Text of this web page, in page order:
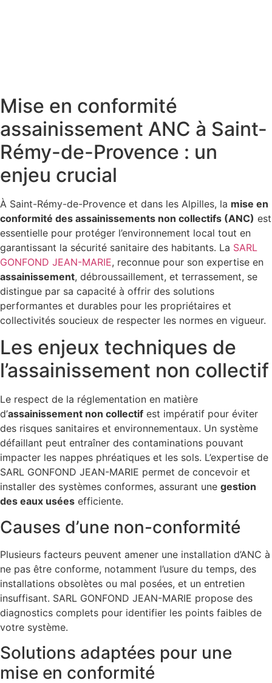
Mise en conformité
assainissement ANC à Saint-
Rémy-de-Provence : un
enjeu crucial
À Saint-Rémy-de-Provence et dans les Alpilles, la mise en
conformité des assainissements non collectifs (ANC) est
essentielle pour protéger l’environnement local tout en
garantissant la sécurité sanitaire des habitants. La SARL
GONFOND JEAN-MARIE, reconnue pour son expertise en
assainissement, débroussaillement, et terrassement, se
distingue par sa capacité à offrir des solutions
performantes et durables pour les propriétaires et
collectivités soucieux de respecter les normes en vigueur.
Les enjeux techniques de
l’assainissement non collectif
Le respect de la réglementation en matière
d’assainissement non collectif est impératif pour éviter
des risques sanitaires et environnementaux. Un système
défaillant peut entraîner des contaminations pouvant
impacter les nappes phréatiques et les sols. L’expertise de
SARL GONFOND JEAN-MARIE permet de concevoir et
installer des systèmes conformes, assurant une gestion
des eaux usées efficiente.
Causes d’une non-conformité
Plusieurs facteurs peuvent amener une installation d’ANC à
ne pas être conforme, notamment l’usure du temps, des
installations obsolètes ou mal posées, et un entretien
insuffisant. SARL GONFOND JEAN-MARIE propose des
diagnostics complets pour identifier les points faibles de
votre système.
Solutions adaptées pour une
mise en conformité